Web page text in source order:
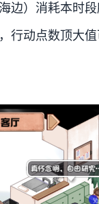
边）消耗本时
行动点数顶大值